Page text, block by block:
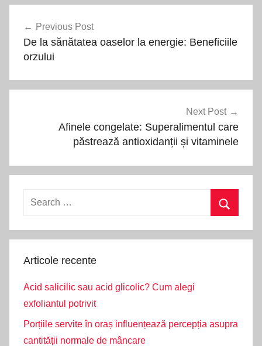
articole
Previous Post
De la sănătatea oaselor la energie: Beneficiile
orzului
Next Post
Afinele congelate: Superalimentul care
păstrează antioxidanții și vitaminele
Search
Articole recente
Acid salicilic sau acid glicolic? Cum alegi
exfoliantul potrivit
Porțiile servite în oraș influențează percepția asupra
cantității normale de mâncare